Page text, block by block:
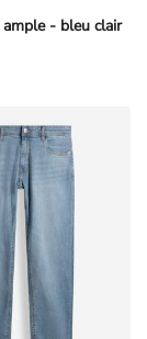
ample - bleu clair